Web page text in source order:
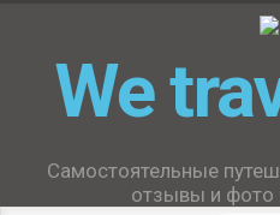
We
Самостоятельные
отзывы и фото